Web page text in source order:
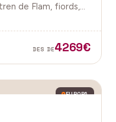
tren de Flam, fiords,
DES DE4269€
EUROPA